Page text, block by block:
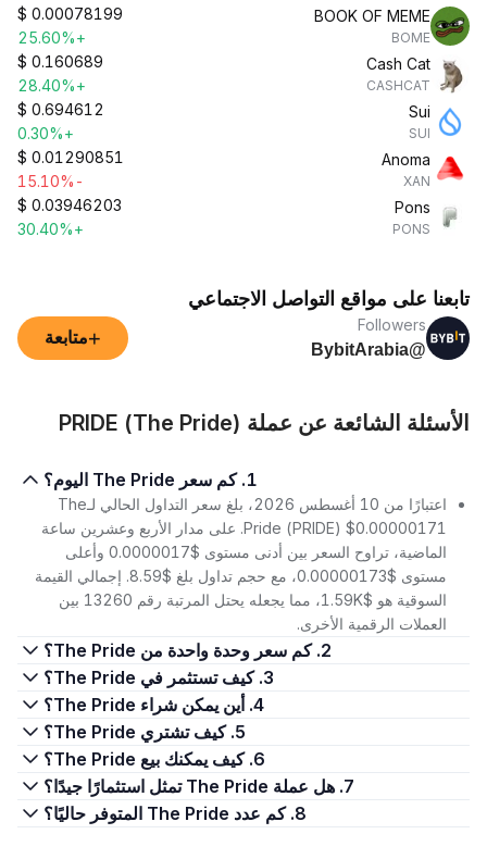
BOOK OF MEME
BOME
$ 0.00078199
+25.60%
Cash Cat
CASHCAT
$ 0.160689
+28.40%
Sui
SUI
$ 0.694612
+0.30%
Anoma
XAN
$ 0.01290851
-15.10%
Pons
PONS
$ 0.03946203
+30.40%
تابعنا على مواقع التواصل الاجتماعي
Followers
@BybitArabia
+متابعة
الأسئلة الشائعة عن عملة PRIDE (The Pride)
1. كم سعر The Pride اليوم؟
اعتبارًا من 10 أغسطس 2026، بلغ سعر التداول الحالي لـThe
Pride (PRIDE) $0.00000171. على مدار الأربع وعشرين ساعة
الماضية، تراوح السعر بين أدنى مستوى $0.0000017 وأعلى
مستوى $0.00000173، مع حجم تداول بلغ $8.59. إجمالي القيمة
السوقية هو $1.59K، مما يجعله يحتل المرتبة رقم 13260 بين
العملات الرقمية الأخرى.
2. كم سعر وحدة واحدة من The Pride؟
3. كيف تستثمر في The Pride؟
4. أين يمكن شراء The Pride؟
5. كيف تشتري The Pride؟
6. كيف يمكنك بيع The Pride؟
7. هل عملة The Pride تمثل استثمارًا جيدًا؟
8. كم عدد The Pride المتوفر حاليًا؟